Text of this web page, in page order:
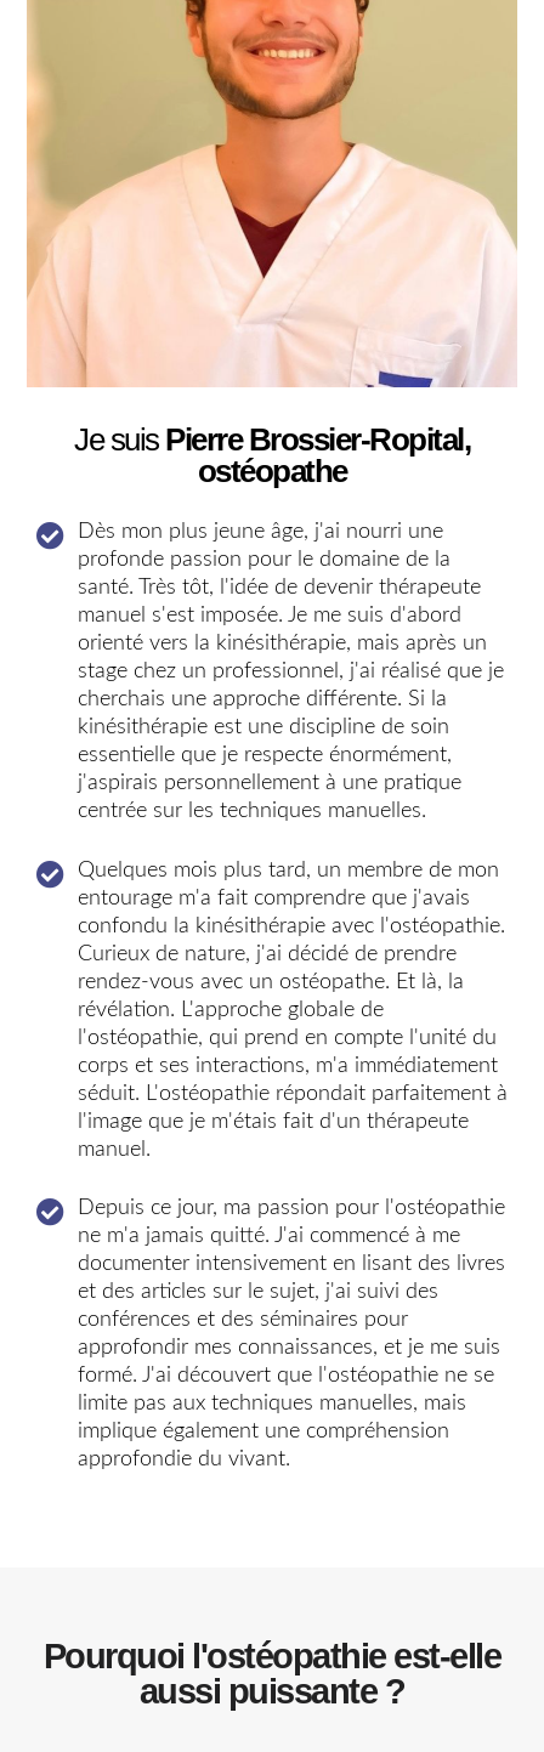
Je suis Pierre Brossier-Ropital,
ostéopathe
Dès mon plus jeune âge, j'ai nourri une
profonde passion pour le domaine de la
santé. Très tôt, l'idée de devenir thérapeute
manuel s'est imposée. Je me suis d'abord
orienté vers la kinésithérapie, mais après un
stage chez un professionnel, j'ai réalisé que je
cherchais une approche différente. Si la
kinésithérapie est une discipline de soin
essentielle que je respecte énormément,
j'aspirais personnellement à une pratique
centrée sur les techniques manuelles.
Quelques mois plus tard, un membre de mon
entourage m'a fait comprendre que j'avais
confondu la kinésithérapie avec l'ostéopathie.
Curieux de nature, j'ai décidé de prendre
rendez-vous avec un ostéopathe. Et là, la
révélation. L'approche globale de
l'ostéopathie, qui prend en compte l'unité du
corps et ses interactions, m'a immédiatement
séduit. L'ostéopathie répondait parfaitement à
l'image que je m'étais fait d'un thérapeute
manuel.
Depuis ce jour, ma passion pour l'ostéopathie
ne m'a jamais quitté. J'ai commencé à me
documenter intensivement en lisant des livres
et des articles sur le sujet, j'ai suivi des
conférences et des séminaires pour
approfondir mes connaissances, et je me suis
formé. J'ai découvert que l'ostéopathie ne se
limite pas aux techniques manuelles, mais
implique également une compréhension
approfondie du vivant.
Pourquoi l'ostéopathie est-elle
aussi puissante ?